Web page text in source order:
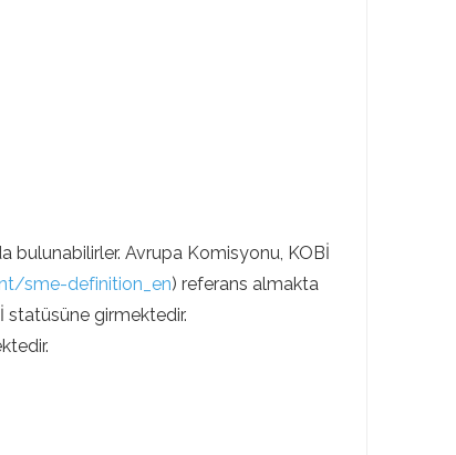
bulunabilirler. Avrupa Komisyonu, KOBİ
sme-definition_en) referans almakta
statüsüne girmektedir.